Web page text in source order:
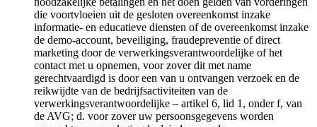
die voortvloeien uit de gesloten overeenkomst inzake
informatie- en educatieve diensten of de overeenkomst inzake
de demo-account, beveiliging, fraudepreventie of direct
marketing door de verwerkingsverantwoordelijke of het
contact met u opnemen, voor zover dit met name
gerechtvaardigd is door een van u ontvangen verzoek en de
reikwijdte van de bedrijfsactiviteiten van de
verwerkingsverantwoordelijke – artikel 6, lid 1, onder f, van
de AVG; d. voor zover uw persoonsgegevens worden